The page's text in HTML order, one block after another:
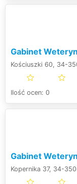
Gabinet
Kościuszki 60, 34-
Ilość ocen: 0
Gabinet
Kopernika 37, 34-